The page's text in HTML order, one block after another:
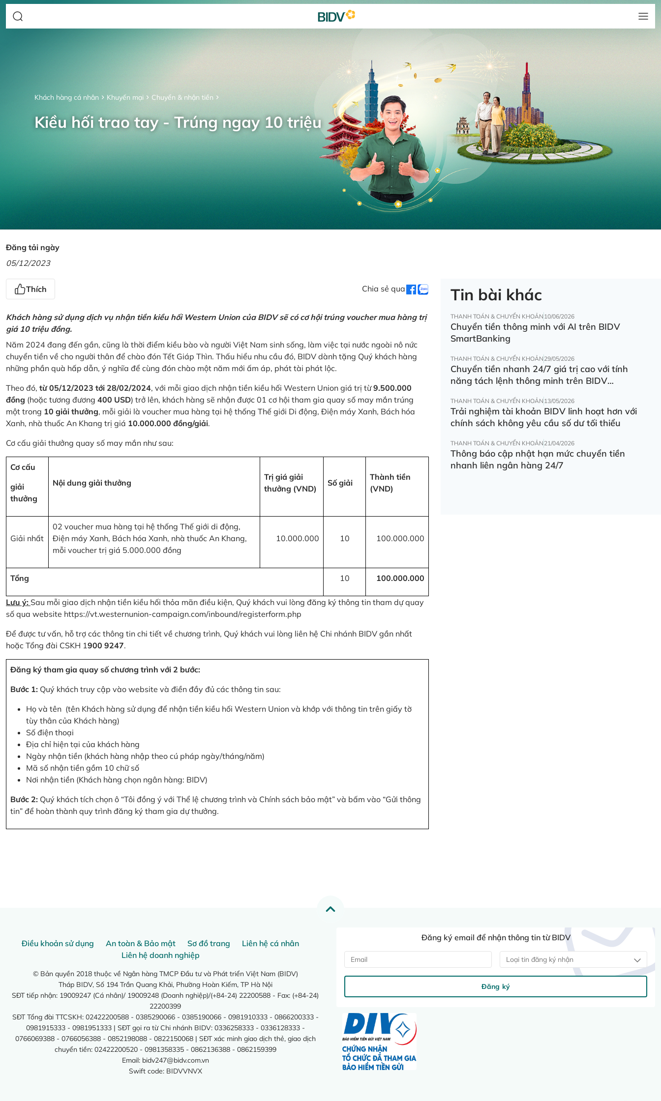
Khách hàng cá nhân Khuyến mại Chuyển & nhận tiền
Kiều hối trao tay - Trúng ngay 10 triệu
Đăng tải ngày
05/12/2023
Thích Chia sẻ qua
Khách hàng sử dụng dịch vụ nhận tiền kiều hối Western Union của BIDV sẽ có cơ hội trúng voucher mua hàng trị
giá 10 triệu đồng.
Năm 2024 đang đến gần, cũng là thời điểm kiều bào và người Việt Nam sinh sống, làm việc tại nước ngoài nô nức
chuyển tiền về cho người thân để chào đón Tết Giáp Thìn. Thấu hiểu nhu cầu đó, BIDV dành tặng Quý khách hàng
những phần quà hấp dẫn, ý nghĩa để cùng đón chào một năm mới ấm áp, phát tài phát lộc.
Theo đó, từ 05/12/2023 tới 28/02/2024, với mỗi giao dịch nhận tiền kiều hối Western Union giá trị từ9.500.000
đồng (hoặc tương đương 400 USD) trở lên, khách hàng sẽ nhận được 01 cơ hội tham gia quay số may mắn trúng
một trong 10 giải thưởng, mỗi giải là voucher mua hàng tại hệ thống Thế giới Di động, Điện máy Xanh, Bách hóa
Xanh, nhà thuốc An Khang trị giá 10.000.000 đồng/giải.
Cơ cấu giải thưởng quay số may mắn như sau:
Cơ cấu
giải
thưởng
Nội dung giải thưởng
Trị giá giải
thưởng (VND)
Số giải
Thành tiền
(VND)
Giải nhất
02 voucher mua hàng tại hệ thống Thế giới di động,
Điện máy Xanh, Bách hóa Xanh, nhà thuốc An Khang,
mỗi voucher trị giá 5.000.000 đồng
10.000.000 10 100.000.000
Tổng 10 100.000.000
Lưu ý: Sau mỗi giao dịch nhận tiền kiều hối thỏa mãn điều kiện, Quý khách vui lòng đăng ký thông tin tham dự quay
số qua website https://vt.westernunion-campaign.com/inbound/registerform.php
Để được tư vấn, hỗ trợ các thông tin chi tiết về chương trình, Quý khách vui lòng liên hệ Chi nhánh BIDV gần nhất
hoặc Tổng đài CSKH 1900 9247.
Đăng ký tham gia quay số chương trình với 2 bước:
Bước 1: Quý khách truy cập vào website và điền đầy đủ các thông tin sau:
Họ và tên (tên Khách hàng sử dụng để nhận tiền kiều hối Western Union và khớp với thông tin trên giấy tờ
tùy thân của Khách hàng)
Số điện thoại
Địa chỉ hiện tại của khách hàng
Ngày nhận tiền (khách hàng nhập theo cú pháp ngày/tháng/năm)
Mã số nhận tiền gồm 10 chữ số
Nơi nhận tiền (Khách hàng chọn ngân hàng: BIDV)
Bước 2: Quý khách tích chọn ô “Tôi đồng ý với Thể lệ chương trình và Chính sách bảo mật” và bấm vào “Gửi thông
tin” để hoàn thành quy trình đăng ký tham gia dự thưởng.
Tin bài khác
THANH TOÁN & CHUYỂN KHOẢN 10/06/2026
Chuyển tiền thông minh với AI trên BIDV
SmartBanking
THANH TOÁN & CHUYỂN KHOẢN 29/05/2026
Chuyển tiền nhanh 24/7 giá trị cao với tính
năng tách lệnh thông minh trên BIDV
THANH TOÁN & CHUYỂN KHOẢN 13/05/2026
Trải nghiệm tài khoản BIDV linh hoạt hơn với
chính sách không yêu cầu số dư tối thiểu
THANH TOÁN & CHUYỂN KHOẢN 21/04/2026
Thông báo cập nhật hạn mức chuyển tiền
nhanh liên ngân hàng 24/7
Điều khoản sử dụng An toàn & Bảo mật Sơ đồ trang
Liên hệ cá nhân
Liên hệ doanh nghiệp
© Bản quyền 2018 thuộc về Ngân hàng TMCP Đầu tư và Phát triển Việt Nam (BIDV)
Tháp BIDV, Số 194 Trần Quang Khải, Phường Hoàn Kiếm, TP Hà Nội
SĐT tiếp nhận: 19009247 (Cá nhân)/ 19009248 (Doanh nghiệp)/(+84-24) 22200588 - Fax: (+84-24)
22200399
SĐT Tổng đài TTCSKH: 02422200588 - 0385290066 - 0385190066 - 0981910333 - 0866200333 -
0981915333 - 0981951333 | SĐT gọi ra từ Chi nhánh BIDV: 0336258333 - 0336128333 -
0766069388 - 0766056388 - 0852198088 - 0822150068 | SĐT xác minh giao dịch thẻ, giao dịch
chuyển tiền: 02422200520 - 0981358335 - 0862136388 - 0862159399
Email: bidv247@bidv.com.vn
Swift code: BIDVVNVX
Đăng ký email để nhận thông tin từ BIDV
Loại tin đăng ký nhận
Đăng ký